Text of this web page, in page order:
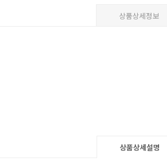
상품상세정보
상품상세설명